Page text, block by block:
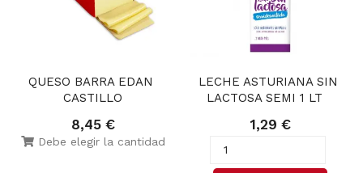
QUESO BARRA EDAN
CASTILLO
8,45 €
Debe elegir la cantidad
LECHE ASTURIANA SIN
LACTOSA SEMI 1 LT
1,29 €